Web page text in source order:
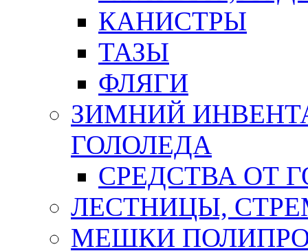
КАНИСТРЫ
ТАЗЫ
ФЛЯГИ
ЗИМНИЙ
ГОЛОЛЕДА
СРЕДСТВА ОТ
ЛЕСТНИЦЫ,
МЕШКИ